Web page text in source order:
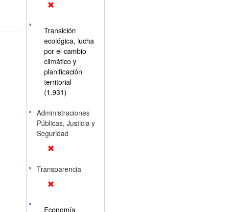
Transición
ecológica, lucha
por el cambio
climático y
planificación
territorial
(1.931)
Administraciones
Públicas, Justicia y
Seguridad
Transparencia
Economía,